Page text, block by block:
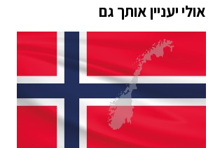
אולי יעניין אותך גם